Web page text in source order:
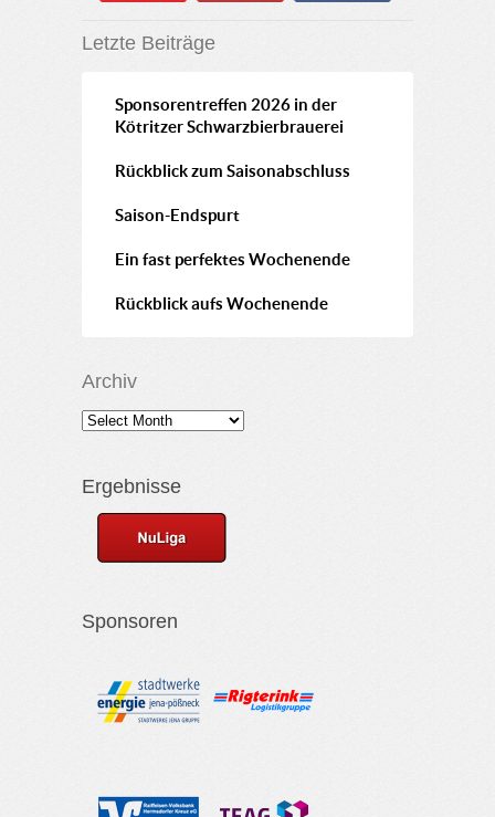
Letzte Beiträge
Sponsorentreffen 2026 in der
Kötritzer Schwarzbierbrauerei
Rückblick zum Saisonabschluss
Saison-Endspurt
Ein fast perfektes Wochenende
Rückblick aufs Wochenende
Archiv
Ergebnisse
Sponsoren